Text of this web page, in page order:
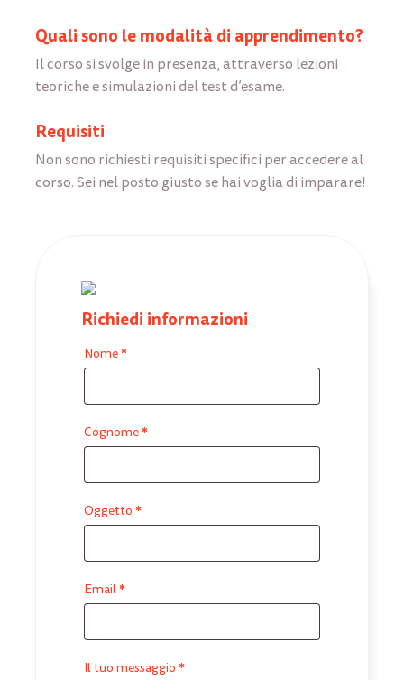
Quali sono le modalità di apprendimento?
Il corso si svolge in presenza, attraverso lezioni
teoriche e simulazioni del test d’esame.
Requisiti
Non sono richiesti requisiti specifici per accedere al
corso. Sei nel posto giusto se hai voglia di imparare!
Richiedi informazioni
Nome *
Cognome *
Oggetto *
Email *
Il tuo messaggio *